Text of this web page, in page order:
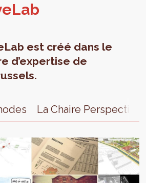
est créé dans le
d’expertise de
La Chaire Perspective